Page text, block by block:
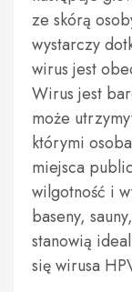
ze skórą
wystarczy
wirus jest
Wirus jest
może
którymi
miejsca
wilgotność i
baseny,
stanowią
się wirusa